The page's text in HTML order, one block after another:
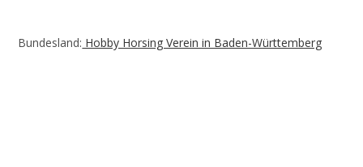
Bundesland: Hobby Horsing Verein in Baden-Württemberg